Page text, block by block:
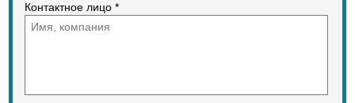
Контактное лицо *